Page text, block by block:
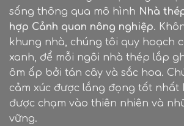
sống thông qua mô hình Nhà
hợp Cảnh quan nông nghiệp.
khung nhà, chúng tôi quy hoạch
xanh, để mỗi ngôi nhà thép lắp
ôm ấp bởi tán cây và sắc hoa.
cảm xúc được lắng đọng tốt nhất
được chạm vào thiên nhiên và
vững.